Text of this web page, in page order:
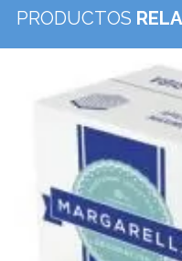
Calle 28 No 13A -